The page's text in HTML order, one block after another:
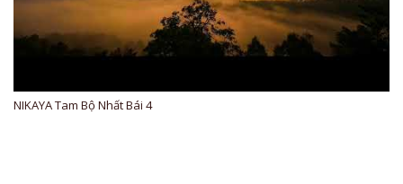
NIKAYA Tam Bộ Nhất Bái 4